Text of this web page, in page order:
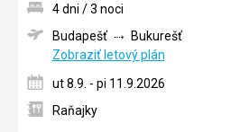
4 dni / 3 noci
Budapešť
Bukurešť
Zobraziť letový plán
ut 8.9. - pi 11.9.2026
Raňajky